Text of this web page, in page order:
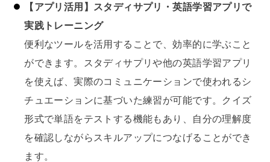
【アプリ活用】スタディサプリ・英語学習アプリで
実践トレーニング
便利なツールを活用することで、効率的に学ぶこと
ができます。スタディサプリや他の英語学習アプリ
を使えば、実際のコミュニケーションで使われるシ
チュエーションに基づいた練習が可能です。クイズ
形式で単語をテストする機能もあり、自分の理解度
を確認しながらスキルアップにつなげることができ
ます。